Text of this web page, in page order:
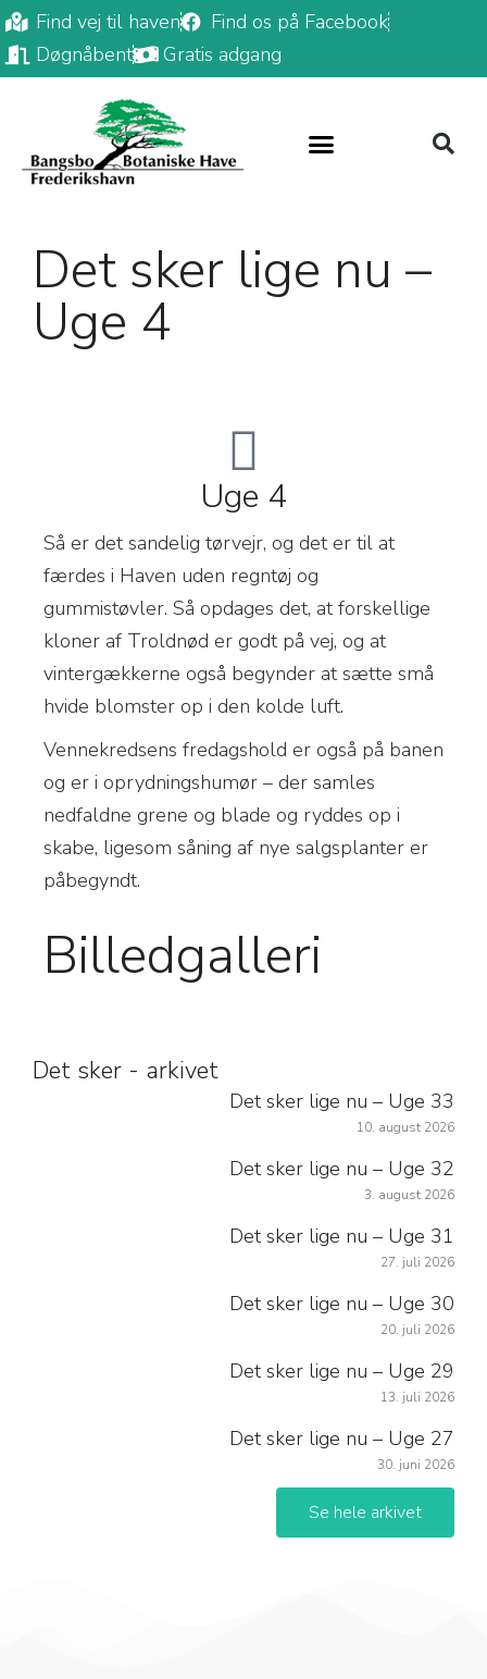
Find vej til haven
Find os på Facebook
Døgnåbent
Gratis adgang
Det sker lige nu –
Uge 4
Uge 4
Så er det sandelig tørvejr, og det er til at
færdes i Haven uden regntøj og
gummistøvler. Så opdages det, at forskellige
kloner af Troldnød er godt på vej, og at
vintergækkerne også begynder at sætte små
hvide blomster op i den kolde luft.
Vennekredsens fredagshold er også på banen
og er i oprydningshumør – der samles
nedfaldne grene og blade og ryddes op i
skabe, ligesom såning af nye salgsplanter er
påbegyndt.
Billedgalleri
Det sker - arkivet
Det sker lige nu – Uge 33
10. august 2026
Det sker lige nu – Uge 32
3. august 2026
Det sker lige nu – Uge 31
27. juli 2026
Det sker lige nu – Uge 30
20. juli 2026
Det sker lige nu – Uge 29
13. juli 2026
Det sker lige nu – Uge 27
30. juni 2026
Se hele arkivet